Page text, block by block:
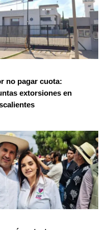
no pagar cuota:
extorsiones en